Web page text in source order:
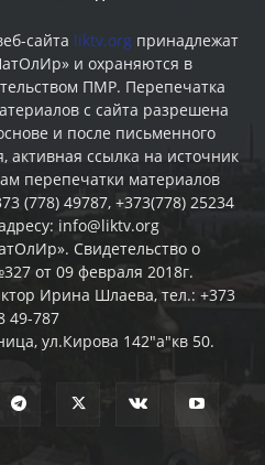
сайта liktv.org принадлежат
и охраняются в
ПМР. Перепечатка
c сайта разрешена
и после письменного
активная ссылка на источник
перепечатки материалов
(778) 49787, +373(778) 25234
info@liktv.org
Свидетельство о
от 09 февраля 2018г.
Ирина Шлаева, тел.: +373
49-787
ул.Кирова 142"а"кв 50.